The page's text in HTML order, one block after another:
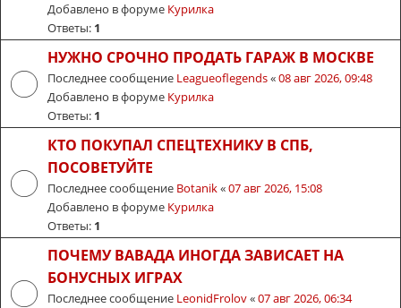
Добавлено в форуме Курилка
Ответы: 1
НУЖНО СРОЧНО ПРОДАТЬ ГАРАЖ В МОСКВЕ
Последнее сообщение Leagueoflegends«08 авг 2026, 09:48
Добавлено в форуме Курилка
Ответы: 1
КТО ПОКУПАЛ СПЕЦТЕХНИКУ В СПБ,
ПОСОВЕТУЙТЕ
Последнее сообщение Botanik«07 авг 2026, 15:08
Добавлено в форуме Курилка
Ответы: 1
ПОЧЕМУ ВАВАДА ИНОГДА ЗАВИСАЕТ НА
БОНУСНЫХ ИГРАХ
Последнее сообщение LeonidFrolov«07 авг 2026, 06:34